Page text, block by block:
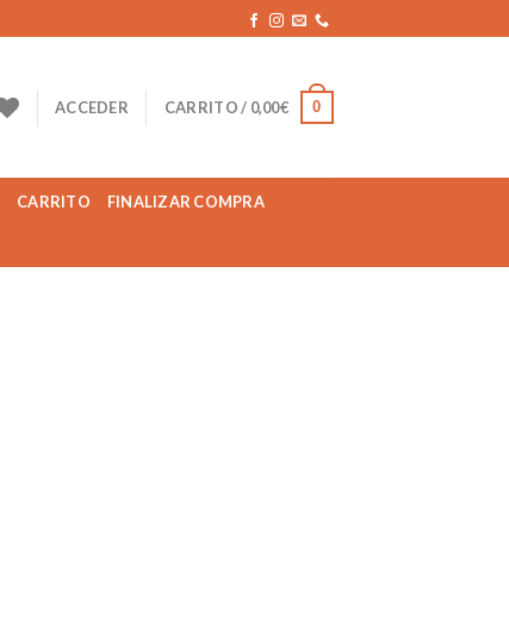
ACCEDER CARRITO / 0,00€ 0
CARRITO FINALIZAR COMPRA